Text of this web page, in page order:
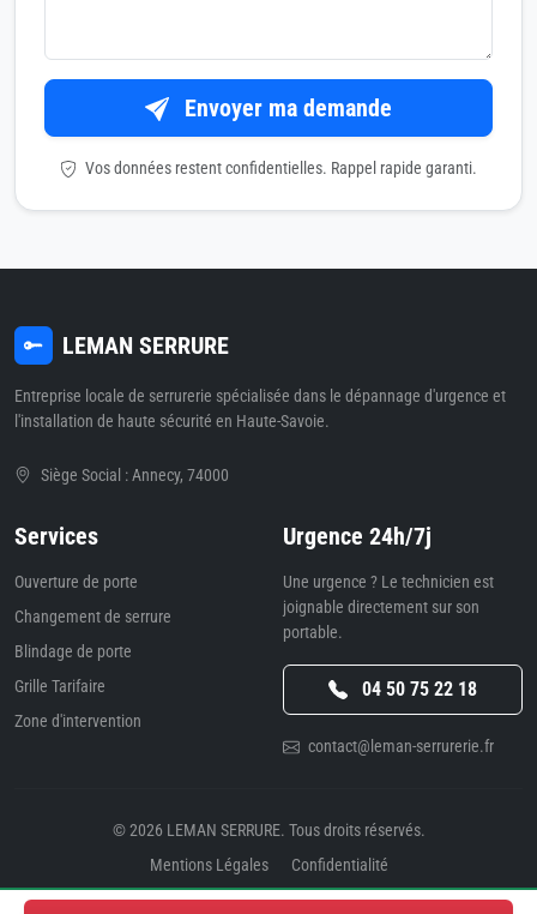
Envoyer ma demande
Vos données restent confidentielles. Rappel rapide garanti.
LEMAN SERRURE
Entreprise locale de serrurerie spécialisée dans le dépannage d'urgence et
l'installation de haute sécurité en Haute-Savoie.
Siège Social : Annecy, 74000
Services
Ouverture de porte
Changement de serrure
Blindage de porte
Grille Tarifaire
Zone d'intervention
Urgence 24h/7j
Une urgence ? Le technicien est
joignable directement sur son
portable.
04 50 75 22 18
contact@leman-serrurerie.fr
© 2026 LEMAN SERRURE. Tous droits réservés.
Mentions Légales
Confidentialité